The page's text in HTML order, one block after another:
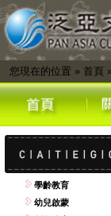
您現在的位置 » 首頁
學齡教育
幼兒啟蒙